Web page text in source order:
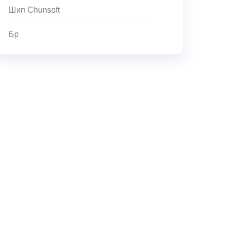
Шип Chunsoft
Бр